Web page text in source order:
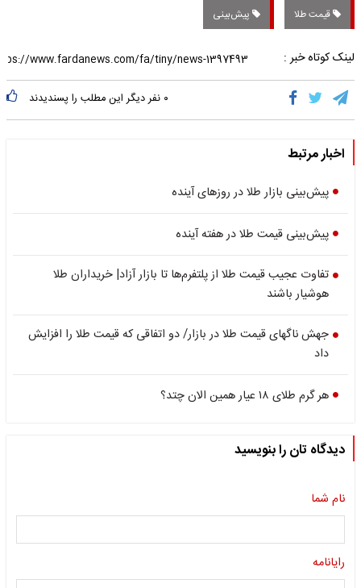
قیمت طلا پیش‌بینی
لینک کوتاه خبر :
۰ نفر دیگر این مطلب را پسندیدند
اخبار مرتبط
پیش‌بینی بازار طلا در روز‌های آینده
پیش‌بینی قیمت طلا در هفته آینده
تفاوت عجیب قیمت طلا از پلتفرم‌ها تا بازار آزاد| خریداران طلا
هوشیار باشند
جهش ناگهای قیمت طلا در بازار/ دو اتفاقی که قیمت طلا را افزایش
داد
هر گرم طلای ۱۸ عیار همین الان چتد؟
دیدگاه تان را بنویسید
نام شما
رایانامه